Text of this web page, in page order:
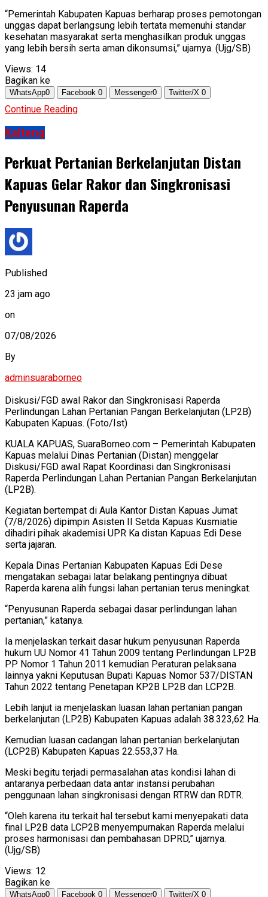
“Pemerintah Kabupaten Kapuas berharap proses pemotongan
unggas dapat berlangsung lebih tertata memenuhi standar
kesehatan masyarakat serta menghasilkan produk unggas
yang lebih bersih serta aman dikonsumsi,” ujarnya. (Ujg/SB)
Views: 14
Bagikan ke
WhatsApp0 Facebook 0 Messenger0 Twitter/X 0
Continue Reading
Kalteng
Perkuat Pertanian Berkelanjutan Distan
Kapuas Gelar Rakor dan Singkronisasi
Penyusunan Raperda
Published
23 jam ago
on
07/08/2026
By
adminsuaraborneo
Diskusi/FGD awal Rakor dan Singkronisasi Raperda
Perlindungan Lahan Pertanian Pangan Berkelanjutan (LP2B)
Kabupaten Kapuas. (Foto/Ist)
KUALA KAPUAS, SuaraBorneo.com – Pemerintah Kabupaten
Kapuas melalui Dinas Pertanian (Distan) menggelar
Diskusi/FGD awal Rapat Koordinasi dan Singkronisasi
Raperda Perlindungan Lahan Pertanian Pangan Berkelanjutan
(LP2B).
Kegiatan bertempat di Aula Kantor Distan Kapuas Jumat
(7/8/2026) dipimpin Asisten II Setda Kapuas Kusmiatie
dihadiri pihak akademisi UPR Ka distan Kapuas Edi Dese
serta jajaran.
Kepala Dinas Pertanian Kabupaten Kapuas Edi Dese
mengatakan sebagai latar belakang pentingnya dibuat
Raperda karena alih fungsi lahan pertanian terus meningkat.
“Penyusunan Raperda sebagai dasar perlindungan lahan
pertanian,” katanya.
Ia menjelaskan terkait dasar hukum penyusunan Raperda
hukum UU Nomor 41 Tahun 2009 tentang Perlindungan LP2B
PP Nomor 1 Tahun 2011 kemudian Peraturan pelaksana
lainnya yakni Keputusan Bupati Kapuas Nomor 537/DISTAN
Tahun 2022 tentang Penetapan KP2B LP2B dan LCP2B.
Lebih lanjut ia menjelaskan luasan lahan pertanian pangan
berkelanjutan (LP2B) Kabupaten Kapuas adalah 38.323,62 Ha.
Kemudian luasan cadangan lahan pertanian berkelanjutan
(LCP2B) Kabupaten Kapuas 22.553,37 Ha.
Meski begitu terjadi permasalahan atas kondisi lahan di
antaranya perbedaan data antar instansi perubahan
penggunaan lahan singkronisasi dengan RTRW dan RDTR.
“Oleh karena itu terkait hal tersebut kami menyepakati data
final LP2B data LCP2B menyempurnakan Raperda melalui
proses harmonisasi dan pembahasan DPRD,” ujarnya.
(Ujg/SB)
Views: 12
Bagikan ke
WhatsApp0 Facebook 0 Messenger0 Twitter/X 0